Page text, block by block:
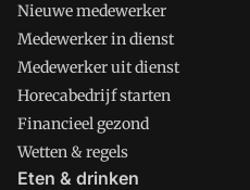
Nieuwe medewerker
Medewerker in dienst
Medewerker uit dienst
Horecabedrijf starten
Financieel gezond
Wetten & regels
Eten & drinken